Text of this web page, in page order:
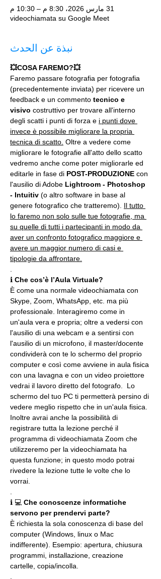
31 مارس 2026، 8:30 م – 10:30 م
videochiamata su Google Meet
نبذة عن الحدث
💥COSA FAREMO?💥
Faremo passare fotografia per fotografia
(precedentemente inviata) per ricevere un
feedback e un commento tecnico e
visivo costruttivo per trovare all'interno
degli scatti i punti di forza e i punti dove
invece è possibile migliorare la propria
tecnica di scatto. Oltre a vedere come
migliorare le fotografie all'atto dello scatto
vedremo anche come poter migliorarle ed
editarle in fase di POST-PRODUZIONE con
l'ausilio di Adobe Lightroom - Photoshop
- Intuitiv (o altro software in base al
genere fotografico che tratteremo). Il tutto
lo faremo non solo sulle tue fotografie, ma
su quelle di tutti i partecipanti in modo da
aver un confronto fotografico maggiore e
avere un maggior numero di casi e
tipologie da affrontare.
ℹ Che cos’è l’Aula Virtuale?
È come una normale videochiamata con
Skype, Zoom, WhatsApp, etc. ma più
professionale. Interagiremo come in
un'aula vera e propria; oltre a vedersi con
l'ausilio di una webcam e a sentirsi con
l'ausilio di un microfono, il master/docente
condividerà con te lo schermo del proprio
computer e così come avviene in aula fisica
con una lavagna e con un video proiettore
vedrai il lavoro diretto del fotografo.  Lo
schermo del tuo PC ti permetterà persino di
vedere meglio rispetto che in un'aula fisica.
Inoltre avrai anche la possibilità di
registrare tutta la lezione perché il
programma di videochiamata Zoom che
utilizzeremo per la videochiamata ha
questa funzione; in questo modo potrai
rivedere la lezione tutte le volte che lo
vorrai.
ℹ 💻 Che conoscenze informatiche
servono per prendervi parte?
È richiesta la sola conoscenza di base del
computer (Windows, linux o Mac
indifferente). Esempio: apertura, chiusura
programmi, installazione, creazione
cartelle, copia/incolla.